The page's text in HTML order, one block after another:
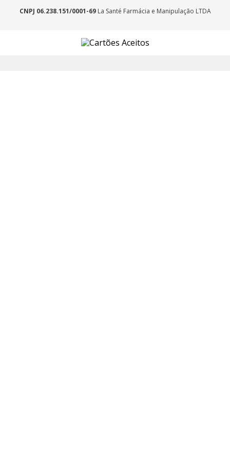
CNPJ 06.238.151/0001-69La Santé Farmácia e Manipulação LTDA